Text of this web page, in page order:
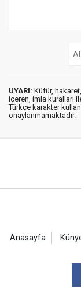
UYARI: Küfür,
içeren, imla kuralları
Türkçe karakter
onaylanmamaktadır.
Anasayfa